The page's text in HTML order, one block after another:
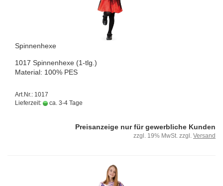
Spin­nen­he­xe
1017 Spin­nen­he­xe (1-tlg.)
Ma­te­ri­al: 100% PES
Art.Nr.: 1017
Lieferzeit:
ca. 3-4 Tage
Preisanzeige nur für gewerbliche Kunden
zzgl. 19% MwSt. zzgl. Versand